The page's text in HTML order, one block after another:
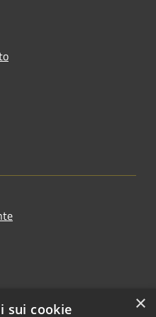
×
sui cookie